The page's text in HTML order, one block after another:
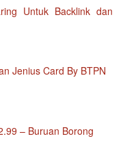
Untuk Backlink dan
Jenius Card By BTPN
– Buruan Borong